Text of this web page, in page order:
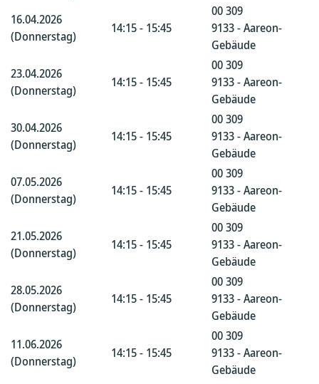
16.04.2026
(Donnerstag)
14:15 - 15:45
00 309
9133 - Aareon-
Gebäude
23.04.2026
(Donnerstag)
14:15 - 15:45
00 309
9133 - Aareon-
Gebäude
30.04.2026
(Donnerstag)
14:15 - 15:45
00 309
9133 - Aareon-
Gebäude
07.05.2026
(Donnerstag)
14:15 - 15:45
00 309
9133 - Aareon-
Gebäude
21.05.2026
(Donnerstag)
14:15 - 15:45
00 309
9133 - Aareon-
Gebäude
28.05.2026
(Donnerstag)
14:15 - 15:45
00 309
9133 - Aareon-
Gebäude
11.06.2026
(Donnerstag)
14:15 - 15:45
00 309
9133 - Aareon-
Gebäude